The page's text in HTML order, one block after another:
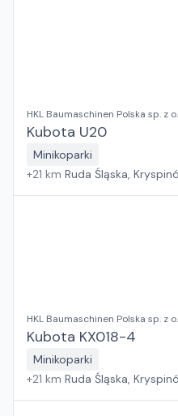
HKL Baumaschinen Polska sp. z
Kubota U20
Minikoparki
+21 km Ruda Śląska,
HKL Baumaschinen Polska sp. z
Kubota KX018-4
Minikoparki
+21 km Ruda Śląska,